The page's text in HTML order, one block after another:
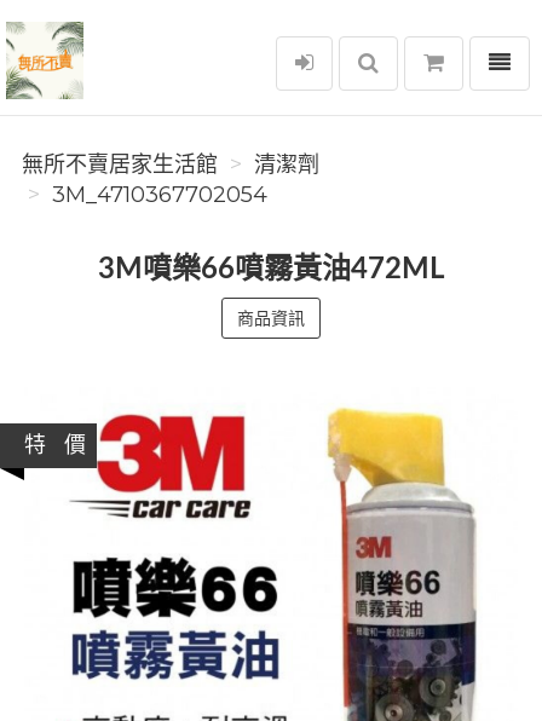
無所不賣居家生活館
選單
無所不賣居家生活館
清潔劑
3M_4710367702054
3M噴樂66噴霧黃油472ML
商品資訊
特 價